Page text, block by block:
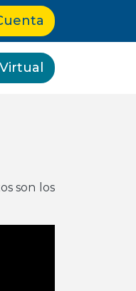
son los